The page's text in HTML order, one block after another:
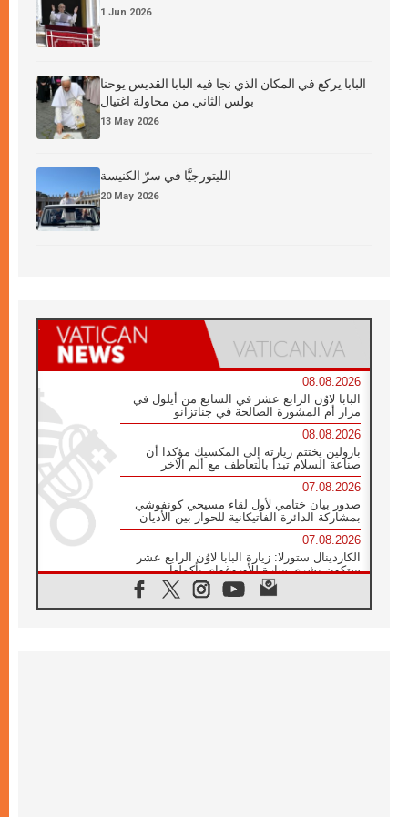
1 Jun 2026
البابا يركع في المكان الذي نجا فيه البابا القديس يوحنا
بولس الثاني من محاولة اغتيال
13 May 2026
الليتورجيَّا في سرّ الكنيسة
20 May 2026
08.08.2026
البابا لاوُن الرابع عشر في السابع من أيلول في
مزار أم المشورة الصالحة في جناتزانو
08.08.2026
بارولين يختتم زيارته إلى المكسيك مؤكدا أن
صناعة السلام تبدأ بالتعاطف مع ألم الآخر
07.08.2026
صدور بيان ختامي لأول لقاء مسيحي كونفوشي
بمشاركة الدائرة الفاتيكانية للحوار بين الأديان
07.08.2026
الكاردينال ستورلا: زيارة البابا لاوُن الرابع عشر
ستكون بشرى سارة للأوروغواي بأكملها
الفاتيكان يعلن برنامج الزيارة الرسولية للبابا لاوُن